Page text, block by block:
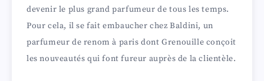
devenir le plus grand parfumeur de tous les temps.
Pour cela, il se fait embaucher chez Baldini, un
parfumeur de renom à paris dont Grenouille conçoit
les nouveautés qui font fureur auprès de la clientèle.